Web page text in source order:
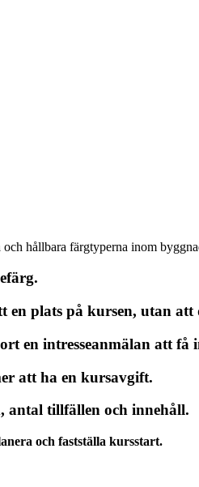
hållbara färgtyperna inom
plats på kursen, utan att
en intresseanmälan att
att ha en kursavgift.
antal tillfällen och innehåll.
och fastställa kursstart.